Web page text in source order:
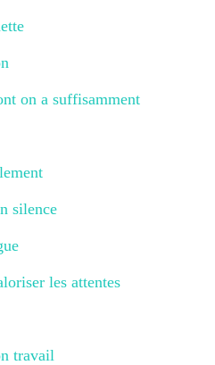
on a suffisamment
silence
les attentes
travail